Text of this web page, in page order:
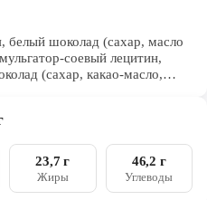
белый шоколад (сахар, масло
соевый лецитин,
(сахар, какао-масло,
23,7 г
Жиры
46,2 г
Углеводы